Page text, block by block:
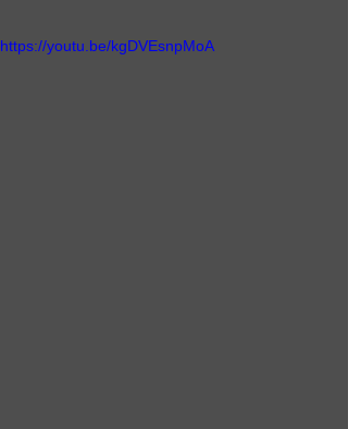
https://youtu.be/kgDVEsnpMoA